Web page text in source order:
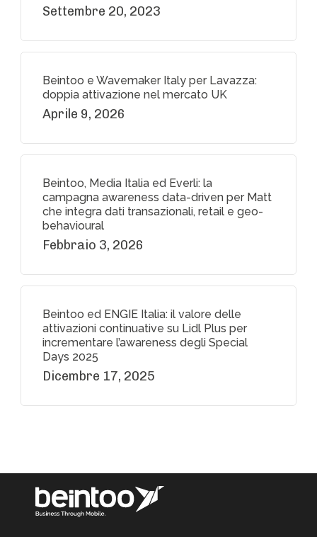
Settembre 20, 2023
Beintoo e Wavemaker Italy per Lavazza:
doppia attivazione nel mercato UK
Aprile 9, 2026
Beintoo, Media Italia ed Everli: la
campagna awareness data-driven per Matt
che integra dati transazionali, retail e geo-
behavioural
Febbraio 3, 2026
Beintoo ed ENGIE Italia: il valore delle
attivazioni continuative su Lidl Plus per
incrementare l’awareness degli Special
Days 2025
Dicembre 17, 2025